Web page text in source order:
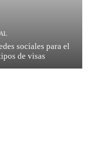
sociales para el
de visas